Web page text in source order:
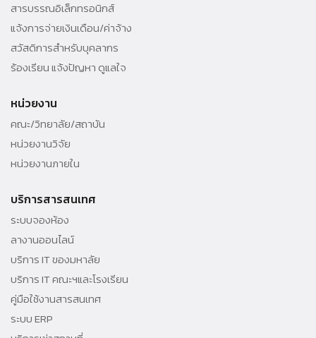
สารบรรณอิเล็กทรอนิกส์
แจ้งการจ่ายเงินเดือน/ค่าจ้าง
สวัสดิการสำหรับบุคลากร
ร้องเรียน แจ้งปัญหา ดูแลใจ
หน่วยงาน
คณะ/วิทยาลัย/สถาบัน
หน่วยงานวิจัย
หน่วยงานภายใน
บริการสารสนเทศ
ระบบจองห้อง
ลางานออนไลน์
บริการ IT ของมหาลัย
บริการ IT คณะฯและโรงเรียน
คู่มือใช้งานสารสนเทศ
ระบบ ERP